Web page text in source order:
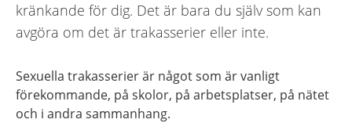
kränkande för dig. Det är bara du själv som kan
avgöra om det är trakasserier eller inte.
Sexuella trakasserier är något som är vanligt
förekommande, på skolor, på arbetsplatser, på nätet
och i andra sammanhang.